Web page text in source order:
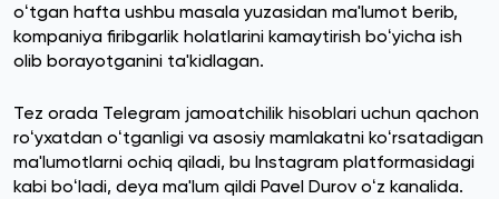
oʻtgan hafta ushbu masala yuzasidan ma'lumot berib,
kompaniya firibgarlik holatlarini kamaytirish boʻyicha ish
olib borayotganini ta'kidlagan.
Tez orada Telegram jamoatchilik hisoblari uchun qachon
roʻyxatdan oʻtganligi va asosiy mamlakatni koʻrsatadigan
ma'lumotlarni ochiq qiladi, bu Instagram platformasidagi
kabi boʻladi, deya ma'lum qildi Pavel Durov oʻz kanalida.